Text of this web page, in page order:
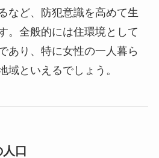
など、防犯意識を高めて生
。全般的には住環境として
あり、特に女性の一人暮ら
域といえるでしょう。
口